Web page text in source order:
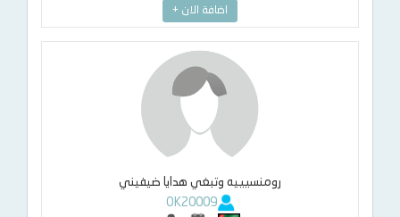
اضافة الان +
رومنسيييه وتبغي هدايا ضيفيني
OK20009